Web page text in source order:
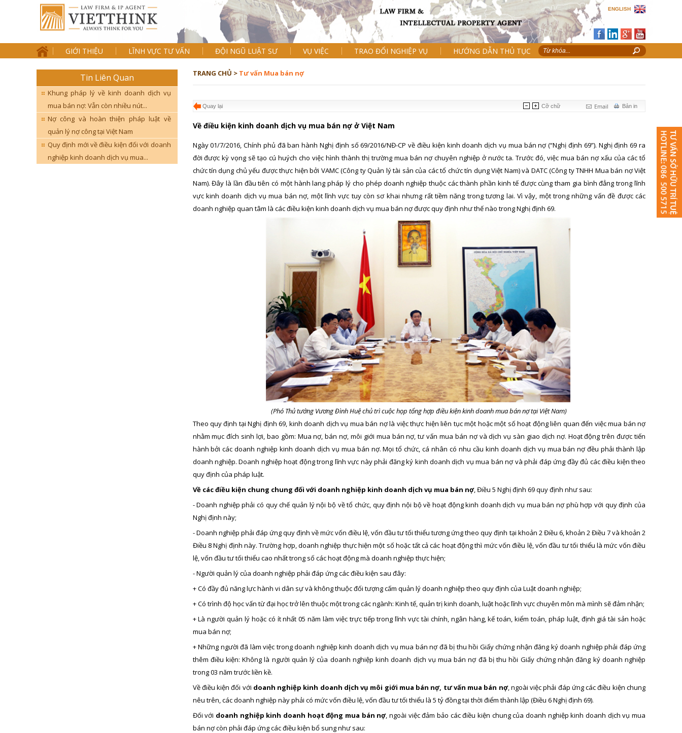
ENGLISH
GIỚI THIỆU LĨNH VỰC TƯ VẤN ĐỘI NGŨ LUẬT SƯ VỤ VIỆC TRAO ĐỔI NGHIỆP VỤ HƯỚNG DẪN THỦ TỤC
Tin Liên Quan
Khung pháp lý về kinh doanh dịch vụ
mua bán nợ: Vẫn còn nhiều nút...
Nợ công và hoàn thiện pháp luật về
quản lý nợ công tại Việt Nam
Quy định mới về điều kiện đối với doanh
nghiệp kinh doanh dịch vụ mua...
TRANG CHỦ > Tư vấn Mua bán nợ
Quay lại Bản in
Email
Cỡ chữ
Về điều kiện kinh doanh dịch vụ mua bán nợ ở Việt Nam
Ngày 01/7/2016, Chính phủ đã ban hành Nghị định số 69/2016/NĐ-CP về điều kiện kinh doanh dịch vụ mua bán nợ (“Nghị định 69”). Nghị định 69 ra
đời được kỳ vọng sẽ tạo cú huých cho việc hình thành thị trường mua bán nợ chuyên nghiệp ở nước ta. Trước đó, việc mua bán nợ xấu của các tổ
chức tín dụng chủ yếu được thực hiện bởi VAMC (Công ty Quản lý tài sản của các tổ chức tín dụng Việt Nam) và DATC (Công ty TNHH Mua bán nợ Việt
Nam). Đây là lần đầu tiên có một hành lang pháp lý cho phép doanh nghiệp thuộc các thành phần kinh tế được cùng tham gia bình đẳng trong lĩnh
vực kinh doanh dịch vụ mua bán nợ, một lĩnh vực tuy còn sơ khai nhưng rất tiềm năng trong tương lai. Vì vậy, một trong những vấn đề được các
doanh nghiệp quan tâm là các điều kiện kinh doanh dịch vụ mua bán nợ được quy định như thế nào trong Nghị định 69.
(Phó Thủ tướng Vương Đình Huệ chủ trì cuộc họp tổng hợp điều kiện kinh doanh mua bán nợ tại Việt Nam)
Theo quy định tại Nghị định 69, kinh doanh dịch vụ mua bán nợ là việc thực hiện liên tục một hoặc một số hoạt động liên quan đến việc mua bán nợ
nhằm mục đích sinh lợi, bao gồm: Mua nợ, bán nợ, môi giới mua bán nợ, tư vấn mua bán nợ và dịch vụ sàn giao dịch nợ. Hoạt động trên được tiến
hành bởi các doanh nghiệp kinh doanh dịch vụ mua bán nợ. Mọi tổ chức, cá nhân có nhu cầu kinh doanh dịch vụ mua bán nợ đều phải thành lập
doanh nghiệp. Doanh nghiệp hoạt động trong lĩnh vực này phải đăng ký kinh doanh dịch vụ mua bán nợ và phải đáp ứng đầy đủ các điều kiện theo
quy định của pháp luật.
Về các điều kiện chung chung đối với doanh nghiệp kinh doanh dịch vụ mua bán nợ, Điều 5 Nghị định 69 quy định như sau:
- Doanh nghiệp phải có quy chế quản lý nội bộ về tổ chức, quy định nội bộ về hoạt động kinh doanh dịch vụ mua bán nợ phù hợp với quy định của
Nghị định này;
- Doanh nghiệp phải đáp ứng quy định về mức vốn điều lệ, vốn đầu tư tối thiểu tương ứng theo quy định tại khoản 2 Điều 6, khoản 2 Điều 7 và khoản 2
Điều 8 Nghị định này. Trường hợp, doanh nghiệp thực hiện một số hoặc tất cả các hoạt động thì mức vốn điều lệ, vốn đầu tư tối thiểu là mức vốn điều
lệ, vốn đầu tư tối thiểu cao nhất trong số các hoạt động mà doanh nghiệp thực hiện;
- Người quản lý của doanh nghiệp phải đáp ứng các điều kiện sau đây:
+ Có đầy đủ năng lực hành vi dân sự và không thuộc đối tượng cấm quản lý doanh nghiệp theo quy định của Luật doanh nghiệp;
+ Có trình độ học vấn từ đại học trở lên thuộc một trong các ngành: Kinh tế, quản trị kinh doanh, luật hoặc lĩnh vực chuyên môn mà mình sẽ đảm nhận;
+ Là người quản lý hoặc có ít nhất 05 năm làm việc trực tiếp trong lĩnh vực tài chính, ngân hàng, kế toán, kiểm toán, pháp luật, định giá tài sản hoặc
mua bán nợ;
+ Những người đã làm việc trong doanh nghiệp kinh doanh dịch vụ mua bán nợ đã bị thu hồi Giấy chứng nhận đăng ký doanh nghiệp phải đáp ứng
thêm điều kiện: Không là người quản lý của doanh nghiệp kinh doanh dịch vụ mua bán nợ đã bị thu hồi Giấy chứng nhận đăng ký doanh nghiệp
trong 03 năm trước liền kề.
Về điều kiện đối với doanh nghiệp kinh doanh dịch vụ môi giới mua bán nợ, tư vấn mua bán nợ, ngoài việc phải đáp ứng các điều kiện chung
nêu trên, các doanh nghiệp này phải có mức vốn điều lệ, vốn đầu tư tối thiểu là 5 tỷ đồng tại thời điểm thành lập (Điều 6 Nghị định 69).
Đối với doanh nghiệp kinh doanh hoạt động mua bán nợ, ngoài việc đảm bảo các điều kiện chung của doanh nghiệp kinh doanh dịch vụ mua
bán nợ còn phải đáp ứng các điều kiện bổ sung như sau: